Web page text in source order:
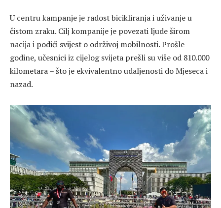
U centru kampanje je radost bicikliranja i uživanje u
čistom zraku. Cilj kompanije je povezati ljude širom
nacija i podići svijest o održivoj mobilnosti. Prošle
godine, učesnici iz cijelog svijeta prešli su više od 810.000
kilometara – što je ekvivalentno udaljenosti do Mjeseca i
nazad.